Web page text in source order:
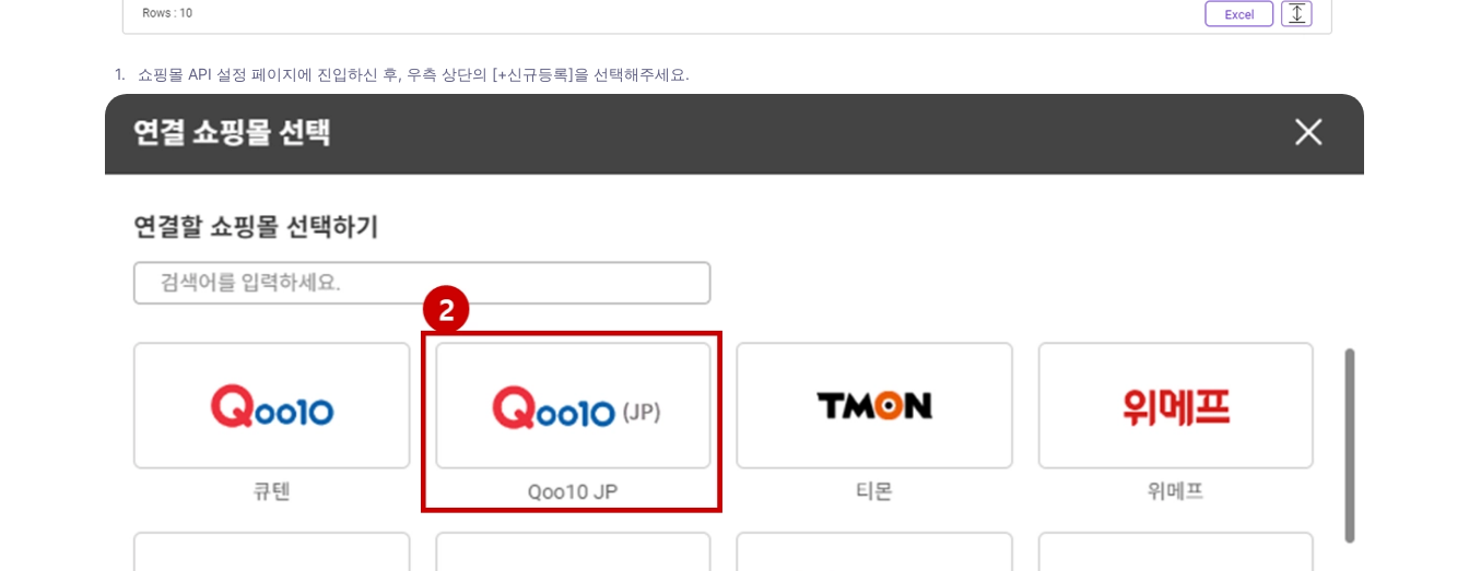
1. 쇼핑몰 API 설정 페이지에 진입하신 후, 우측 상단의 [+신규등록]을 선택해주세요.